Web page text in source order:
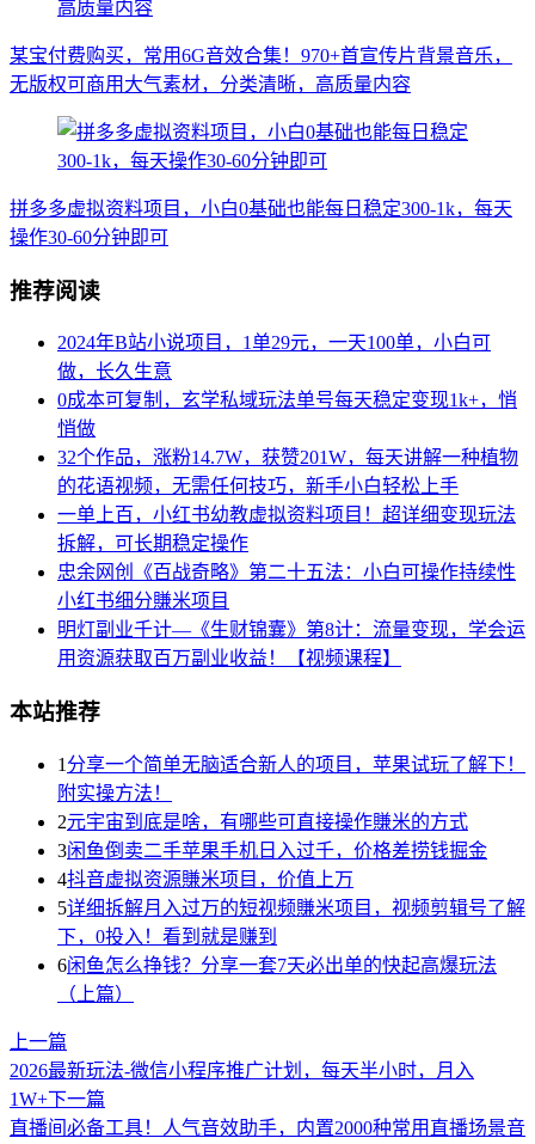
某宝付费购买，常用6G音效合集！970+首宣传片背景音乐，
无版权可商用大气素材，分类清晰，高质量内容
拼多多虚拟资料项目，小白0基础也能每日稳定300-1k，每天
操作30-60分钟即可
推荐阅读
2024年B站小说项目，1单29元，一天100单，小白可
做，长久生意
0成本可复制，玄学私域玩法单号每天稳定变现1k+，悄
悄做
32个作品，涨粉14.7W，获赞201W，每天讲解一种植物
的花语视频，无需任何技巧，新手小白轻松上手
一单上百，小红书幼教虚拟资料项目！超详细变现玩法
拆解，可长期稳定操作
忠余网创《百战奇略》第二十五法：小白可操作持续性
小红书细分賺米项目
明灯副业千计—《生财锦囊》第8计：流量变现，学会运
用资源获取百万副业收益！【视频课程】
本站推荐
1 分享一个简单无脑适合新人的项目，苹果试玩了解下！
附实操方法！
2元宇宙到底是啥，有哪些可直接操作賺米的方式
3闲鱼倒卖二手苹果手机日入过千，价格差捞钱掘金
4抖音虚拟资源賺米项目，价值上万
5详细拆解月入过万的短视频賺米项目，视频剪辑号了解
下，0投入！看到就是赚到
6闲鱼怎么挣钱？分享一套7天必出单的快起高爆玩法
（上篇）
上一篇
2026最新玩法-微信小程序推广计划，每天半小时，月入
1W+下一篇
直播间必备工具！人气音效助手，内置2000种常用直播场景音